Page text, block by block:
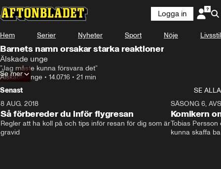
Logga in
Hem Serier Nyheter Sport Nöje Livsstil
Barnets namn orsakar starka reaktioner
Älskade unge
”Jag måste kunna försvara det”
Älskade unge • 14.07.16 • 21 min
Se mer
Senast
SE ALLA
8 AUG. 2018
Så förbereder du inför flygresan
Regler att ha koll på och tips inför resan för dig som är
gravid
SÄSONG 6,
Komikern
Tobias
kunna skaffa